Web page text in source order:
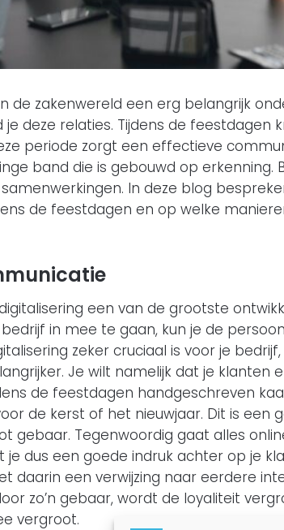
de zakenwereld een erg belangrijk
deze relaties. Tijdens de feestdagen
periode zorgt een effectieve
band die is gebouwd op erkenning.
In deze blog
de feestdagen en op welke
een van de grootste
in mee te gaan, kun je de
zeker cruciaal is voor je
Je wilt namelijk dat je klanten
de feestdagen handgeschreven
de kerst of het nieuwjaar. Dit is een
gebaar. Tegenwoordig gaat alles
dus een goede indruk achter op je
daarin een verwijzing naar eerdere
zo’n gebaar, wordt de loyaliteit
vergroot.